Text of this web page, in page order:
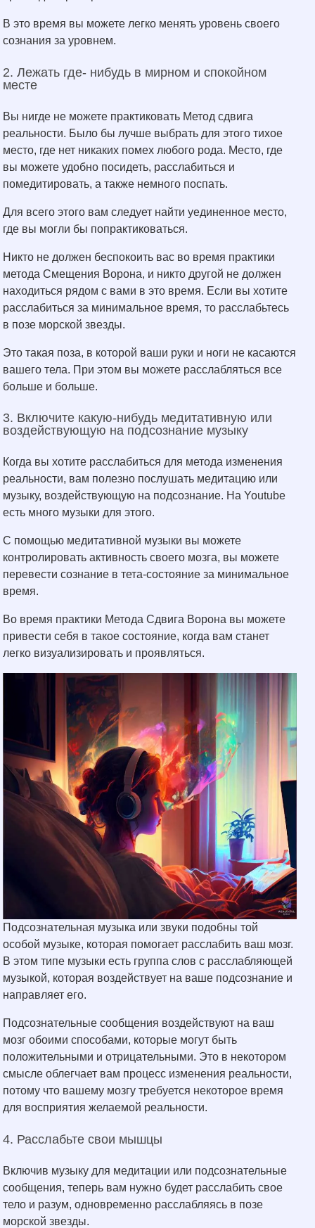
В это время вы можете легко менять уровень своего
сознания за уровнем.
2. Лежать где- нибудь в мирном и спокойном
месте
Вы нигде не можете практиковать Метод сдвига
реальности. Было бы лучше выбрать для этого тихое
место, где нет никаких помех любого рода. Место, где
вы можете удобно посидеть, расслабиться и
помедитировать, а также немного поспать.
Для всего этого вам следует найти уединенное место,
где вы могли бы попрактиковаться.
Никто не должен беспокоить вас во время практики
метода Смещения Ворона, и никто другой не должен
находиться рядом с вами в это время. Если вы хотите
расслабиться за минимальное время, то расслабьтесь
в позе морской звезды.
Это такая поза, в которой ваши руки и ноги не касаются
вашего тела. При этом вы можете расслабляться все
больше и больше.
3. Включите какую-нибудь медитативную или
воздействующую на подсознание музыку
Когда вы хотите расслабиться для метода изменения
реальности, вам полезно послушать медитацию или
музыку, воздействующую на подсознание. На Youtube
есть много музыки для этого.
С помощью медитативной музыки вы можете
контролировать активность своего мозга, вы можете
перевести сознание в тета-состояние за минимальное
время.
Во время практики Метода Сдвига Ворона вы можете
привести себя в такое состояние, когда вам станет
легко визуализировать и проявляться.
Подсознательная музыка или звуки подобны той
особой музыке, которая помогает расслабить ваш мозг.
В этом типе музыки есть группа слов с расслабляющей
музыкой, которая воздействует на ваше подсознание и
направляет его.
Подсознательные сообщения воздействуют на ваш
мозг обоими способами, которые могут быть
положительными и отрицательными. Это в некотором
смысле облегчает вам процесс изменения реальности,
потому что вашему мозгу требуется некоторое время
для восприятия желаемой реальности.
4. Расслабьте свои мышцы
Включив музыку для медитации или подсознательные
сообщения, теперь вам нужно будет расслабить свое
тело и разум, одновременно расслабляясь в позе
морской звезды.